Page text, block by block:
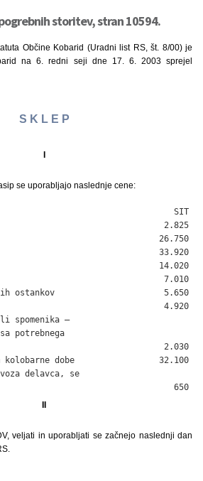
storitev, stran 10594.
Občine Kobarid (Uradni list RS, št. 8/00) je
na 6. redni seji dne 17. 6. 2003 sprejel
S K L E P
I
se uporabljajo naslednje cene:
2.825
26.750
33.920
14.020
7.010
ostankov                      5.650
4.920
spomenika –
potrebnega
2.030
kolobarne dobe                 32.100
delavca, se
650
II
veljati in uporabljati se začnejo naslednji dan